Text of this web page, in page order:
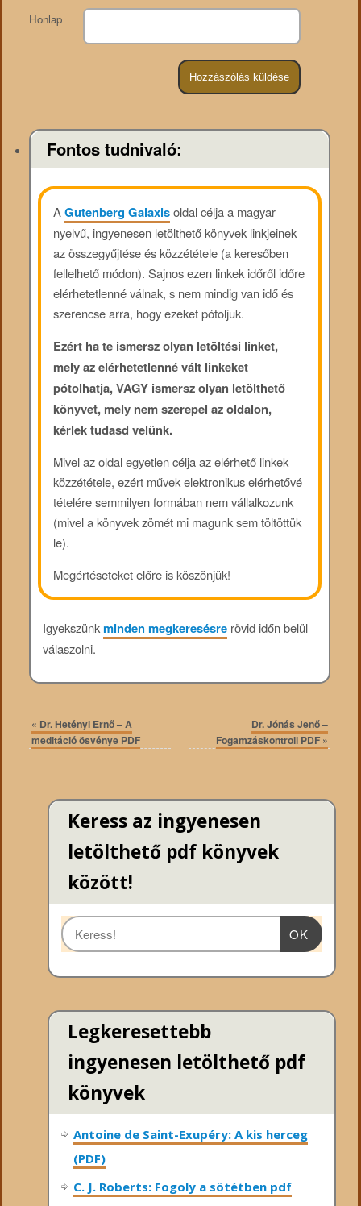
Honlap
Fontos tudnivaló:
AGutenberg Galaxisoldal célja a magyar
nyelvű, ingyenesen letölthető könyvek linkjeinek
az összegyűjtése és közzététele (a keresőben
fellelhető módon). Sajnos ezen linkek időről időre
elérhetetlenné válnak, s nem mindig van idő és
szerencse arra, hogy ezeket pótoljuk.
Ezért ha te ismersz olyan letöltési linket,
mely az elérhetetlenné vált linkeket
pótolhatja, VAGY ismersz olyan letölthető
könyvet, mely nem szerepel az oldalon,
kérlek tudasd velünk.
Mivel az oldal egyetlen célja az elérhető linkek
közzététele, ezért művek elektronikus elérhetővé
tételére semmilyen formában nem vállalkozunk
(mivel a könyvek zömét mi magunk sem töltöttük
le).
Megértéseteket előre is köszönjük!
Igyekszünkminden megkeresésrerövid időn belül
válaszolni.
« Dr. Hetényi Ernő – A
meditáció ösvénye PDF
Dr. Jónás Jenő –
Fogamzáskontroll PDF »
Keress az ingyenesen
letölthető pdf könyvek
között!
OK
Legkeresettebb
ingyenesen letölthető pdf
könyvek
Antoine de Saint-Exupéry: A kis herceg
(PDF)
C. J. Roberts: Fogoly a sötétben pdf